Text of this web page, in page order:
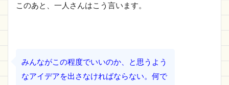
このあと、一人さんはこう言います。
みんながこの程度でいいのか、と思うよう
なアイデアを出さなければならない。何で